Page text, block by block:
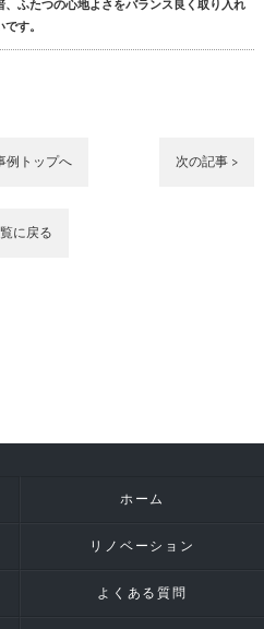
ふたつの心地よさをバランス良く取り入れ
す。
例トップへ 次の記事 >
に戻る
ホーム
リノベーション
よくある質問